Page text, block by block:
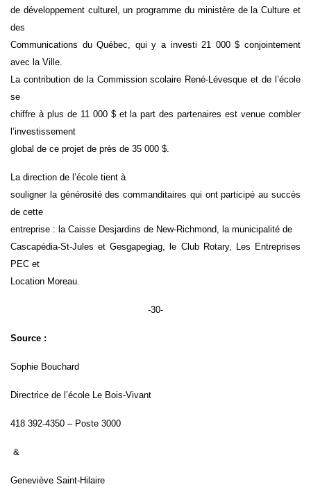
de développement culturel, un programme du ministère de la Culture et
des
Communications du Québec, qui y a investi 21 000 $ conjointement
avec la Ville.
La contribution de la Commission scolaire René-Lévesque et de l’école
se
chiffre à plus de 11 000 $ et la part des partenaires est venue combler
l’investissement
global de ce projet de près de 35 000 $.​
La direction de l’école tient à
souligner la générosité des commanditaires qui ont participé au succès
de cette
entreprise : la Caisse Desjardins de New-Richmond, la municipalité de
Cascapédia-St-Jules et Gesgapegiag, le Club Rotary, Les Entreprises
PEC et
Location Moreau.
-30-
Source :
Sophie Bouchard
Directrice de l’école Le Bois-Vivant
418 392-4350 – Poste 3000
&
Geneviève Saint-Hilaire